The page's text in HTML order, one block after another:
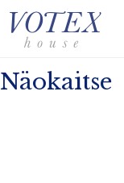
Näokaitse